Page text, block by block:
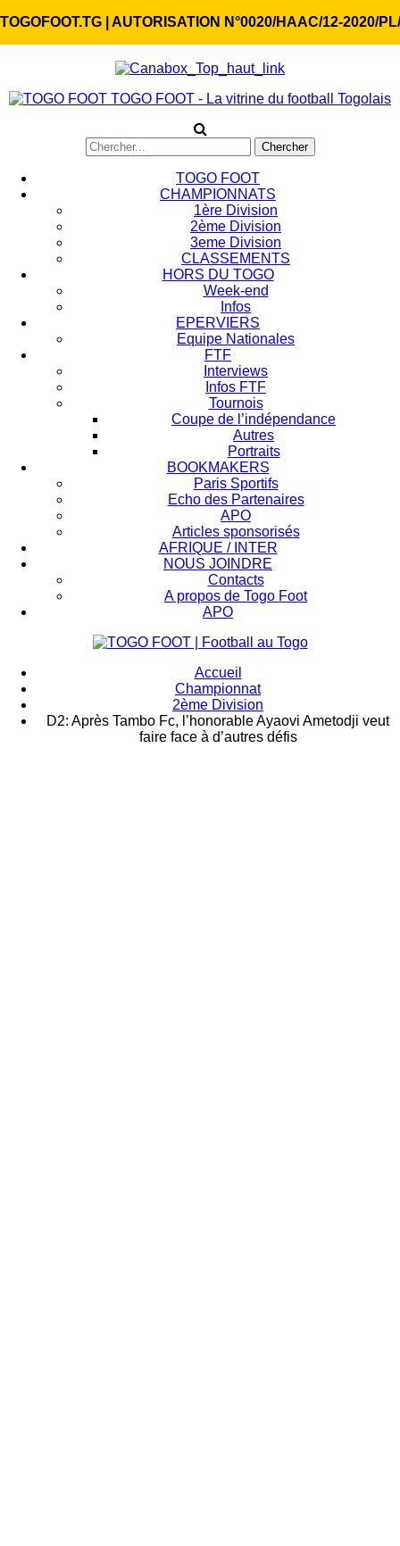
TOGOFOOT.TG | AUTORISATION N°0020/HAAC/12-2020/
TOGO FOOT - La vitrine du football Togolais
TOGO FOOT
CHAMPIONNATS
1ère Division
2ème Division
3eme Division
CLASSEMENTS
HORS DU TOGO
Week-end
Infos
EPERVIERS
Equipe Nationales
FTF
Interviews
Infos FTF
Tournois
Coupe de l’indépendance
Autres
Portraits
BOOKMAKERS
Paris Sportifs
Echo des Partenaires
APO
Articles sponsorisés
AFRIQUE / INTER
NOUS JOINDRE
Contacts
A propos de Togo Foot
APO
Accueil
Championnat
2ème Division
D2: Après Tambo Fc, l’honorable Ayaovi Ametodji veut
faire face à d’autres défis